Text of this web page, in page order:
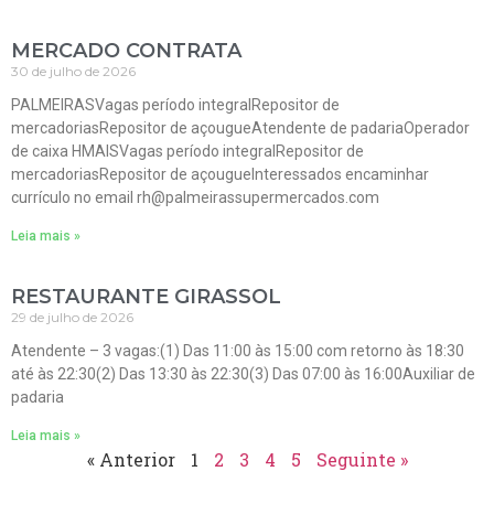
MERCADO CONTRATA
30 de julho de 2026
PALMEIRASVagas período integralRepositor de
mercadoriasRepositor de açougueAtendente de padariaOperador
de caixa HMAISVagas período integralRepositor de
mercadoriasRepositor de açougueInteressados encaminhar
currículo no email rh@palmeirassupermercados.com
Leia mais »
RESTAURANTE GIRASSOL
29 de julho de 2026
Atendente – 3 vagas:(1) Das 11:00 às 15:00 com retorno às 18:30
até às 22:30(2) Das 13:30 às 22:30(3) Das 07:00 às 16:00Auxiliar de
padaria
Leia mais »
« Anterior 1 2 3 4 5 Seguinte »